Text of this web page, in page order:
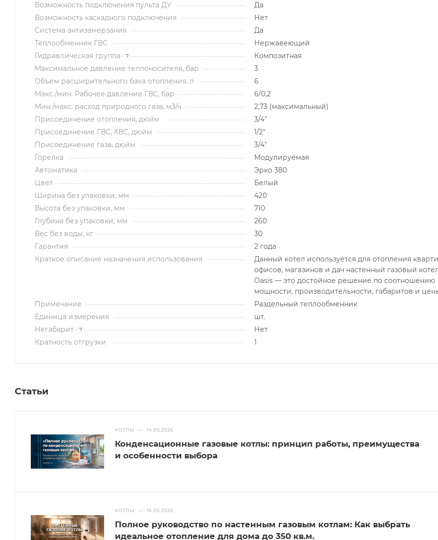
Возможность подключения пульта ДУ
Да
Возможность каскадного подключения
Нет
Система антизамерзания
Да
Теплообменник ГВС
Нержавеющий
Гидравлическая группа
?
Композитная
Максимальное давление теплоносителя, бар
3
Объем расширительного бака отопления, л
6
Макс./мин. Рабочее давление ГВС, бар
6/0,2
Мин./макс. расход природного газа, м3/ч
2,73 (максимальный)
Присоединение отопления, дюйм
3/4"
Присоединение ГВС, ХВС, дюйм
1/2"
Присоединение газа, дюйм
3/4"
Горелка
Модулируемая
Автоматика
Эрко 380
Цвет
Белый
Ширина без упаковки, мм
420
Высота без упаковки, мм
710
Глубина без упаковки, мм
260
Вес без воды, кг
30
Гарантия
2 года
Краткое описание назначения использования
Данный котел используется для отопления
офисов, магазинов и дач настенный газовый
Oasis — это достойное решение по соотношению
мощности, производительности, габаритов и
Примечание
Раздельный теплообменник
Единица измерения
шт.
Негабарит
?
Нет
Кратность отгрузки
1
Статьи
КОТЛЫ — 14.05.2026
Конденсационные газовые котлы: принцип работы, преимущества
и особенности выбора
КОТЛЫ — 16.05.2026
Полное руководство по настенным газовым котлам: Как выбрать
идеальное отопление для дома до 350 кв.м.